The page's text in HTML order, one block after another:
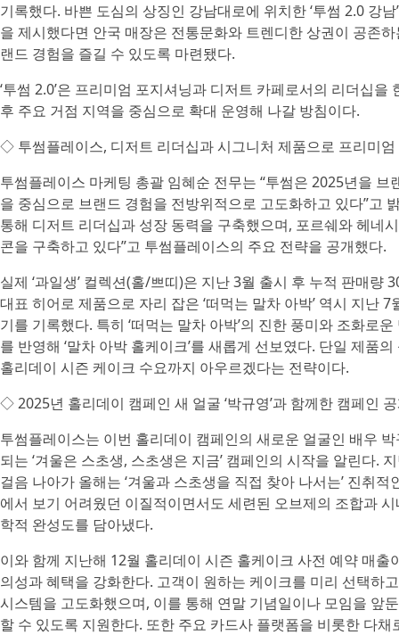
기록했다. 바쁜 도심의 상징인 강남대로에 위치한 ‘투썸 2.0 강
을 제시했다면 안국 매장은 전통문화와 트렌디한 상권이 공존
랜드 경험을 즐길 수 있도록 마련됐다.
‘투썸 2.0’은 프리미엄 포지셔닝과 디저트 카페로서의 리더십
후 주요 거점 지역을 중심으로 확대 운영해 나갈 방침이다.
◇ 투썸플레이스, 디저트 리더십과 시그니처 제품으로 프리미
투썸플레이스 마케팅 총괄 임혜순 전무는 “투썸은 2025년을 브
을 중심으로 브랜드 경험을 전방위적으로 고도화하고 있다”고
통해 디저트 리더십과 성장 동력을 구축했으며, 포르쉐와 헤네
콘을 구축하고 있다”고 투썸플레이스의 주요 전략을 공개했다.
실제 ‘과일생’ 컬렉션(홀/쁘띠)은 지난 3월 출시 후 누적 판매
대표 히어로 제품으로 자리 잡은 ‘떠먹는 말차 아박’ 역시 지난
기를 기록했다. 특히 ‘떠먹는 말차 아박’의 진한 풍미와 조화로
를 반영해 ‘말차 아박 홀케이크’를 새롭게 선보였다. 단일 제품
홀리데이 시즌 케이크 수요까지 아우르겠다는 전략이다.
◇ 2025년 홀리데이 캠페인 새 얼굴 ‘박규영’과 함께한 캠페인
투썸플레이스는 이번 홀리데이 캠페인의 새로운 얼굴인 배우
되는 ‘겨울은 스초생, 스초생은 지금’ 캠페인의 시작을 알린다.
걸음 나아가 올해는 ‘겨울과 스초생을 직접 찾아 나서는’ 진취
에서 보기 어려웠던 이질적이면서도 세련된 오브제의 조합과
학적 완성도를 담아냈다.
이와 함께 지난해 12월 홀리데이 시즌 홀케이크 사전 예약 매
의성과 혜택을 강화한다. 고객이 원하는 케이크를 미리 선택하
시스템을 고도화했으며, 이를 통해 연말 기념일이나 모임을 앞
할 수 있도록 지원한다. 또한 주요 카드사 플랫폼을 비롯한 다